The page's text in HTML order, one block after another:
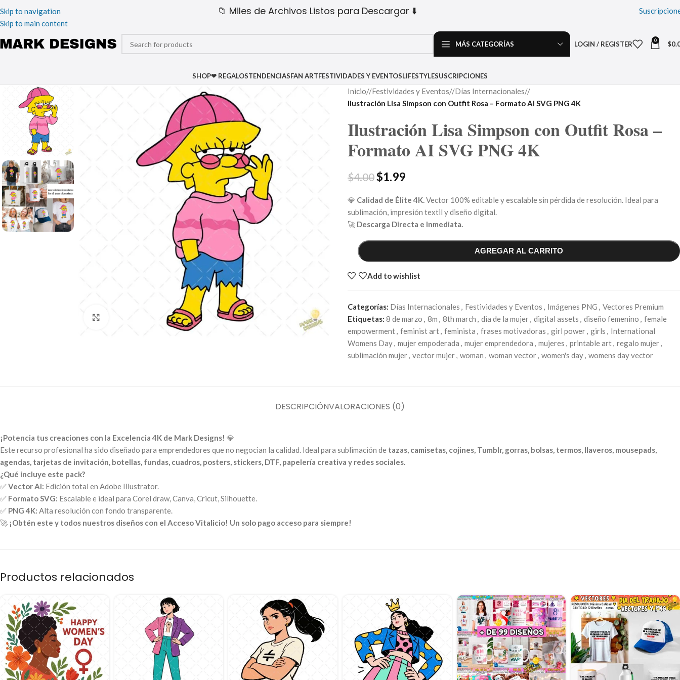
Skip to navigation
Skip to main content
📁 Miles de Archivos Listos para Descargar ⬇️
MÁS CATEGORÍAS LOGIN / REGISTER 0 $
SHOP❤ REGALOSTENDENCIASFAN ARTFESTIVIDADES Y EVENTOSLIFESTYLESUSCRIPCIONES
Inicio/ Festividades y Eventos/ Días Internacionales/
Ilustración Lisa Simpson con Outfit Rosa – Formato AI SVG PNG 4K
Ilustración Lisa Simpson con Outfit Rosa –
Formato AI SVG PNG 4K
$4.00$1.99
💎 Calidad de Élite 4K.Vector 100% editable y escalable sin pérdida de resolución. Ideal para
sublimación, impresión textil y diseño digital.
🚀 Descarga Directa e Inmediata.
AGREGAR AL CARRITO
Add to wishlist
Categorías: Días Internacionales , Festividades y Eventos , Imágenes PNG , Vectores Premium
Etiquetas: 8 de marzo , 8m , 8th march , dia de la mujer, digital assets , diseño femenino , female
empowerment, feminist art, feminista , frases motivadoras , girl power, girls , International
Womens Day, mujer empoderada , mujer emprendedora , mujeres , printable art, regalo mujer,
sublimación mujer, vector mujer, woman , woman vector, women's day, womens day vector
DESCRIPCIÓNVALORACIONES (0)
¡Potencia tus creaciones con la Excelencia 4K de Mark Designs! 💎
Este recurso profesional ha sido diseñado para emprendedores que no negocian la calidad. Ideal para sublimación de tazas, camisetas, cojines, Tumblr, gorras, bolsas, termos, llaveros, mousepads,
agendas, tarjetas de invitación, botellas, fundas, cuadros, posters, stickers, DTF, papelería creativa y redes sociales.
¿Qué incluye este pack?
✅Vector AI: Edición total en Adobe Illustrator.
✅ Formato SVG: Escalable e ideal para Corel draw, Canva, Cricut, Silhouette.
✅ PNG 4K: Alta resolución con fondo transparente.
🚀 ¡Obtén este y todos nuestros diseños con el Acceso Vitalicio! Un solo pago acceso para siempre!
Productos relacionados